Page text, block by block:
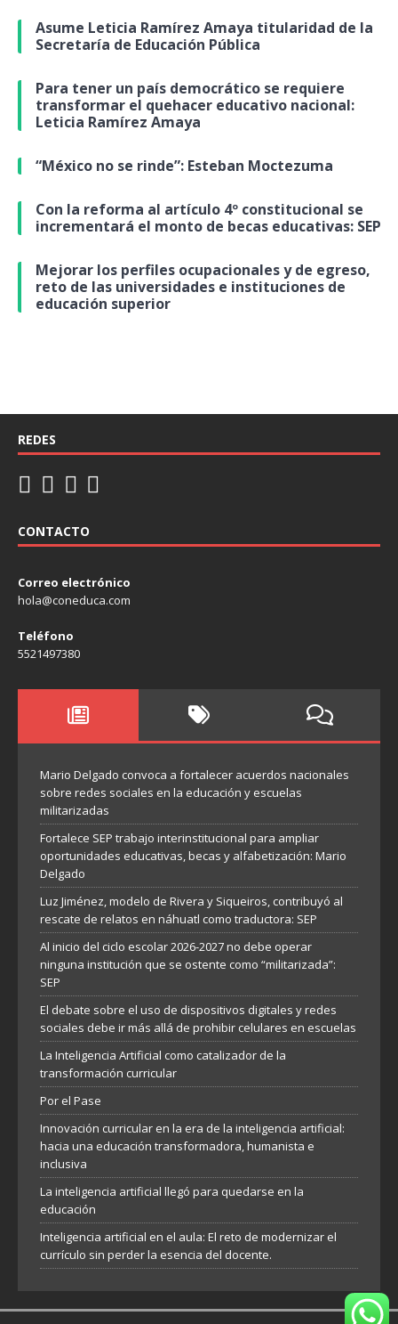
Asume Leticia Ramírez Amaya titularidad de la
Secretaría de Educación Pública
Para tener un país democrático se requiere
transformar el quehacer educativo nacional:
Leticia Ramírez Amaya
“México no se rinde”: Esteban Moctezuma
Con la reforma al artículo 4º constitucional se
incrementará el monto de becas educativas: SEP
Mejorar los perfiles ocupacionales y de egreso,
reto de las universidades e instituciones de
educación superior
REDES
CONTACTO
Correo electrónico
hola@coneduca.com
Teléfono
5521497380
Mario Delgado convoca a fortalecer acuerdos nacionales
sobre redes sociales en la educación y escuelas
militarizadas
Fortalece SEP trabajo interinstitucional para ampliar
oportunidades educativas, becas y alfabetización: Mario
Delgado
Luz Jiménez, modelo de Rivera y Siqueiros, contribuyó al
rescate de relatos en náhuatl como traductora: SEP
Al inicio del ciclo escolar 2026-2027 no debe operar
ninguna institución que se ostente como “militarizada”:
SEP
El debate sobre el uso de dispositivos digitales y redes
sociales debe ir más allá de prohibir celulares en escuelas
La Inteligencia Artificial como catalizador de la
transformación curricular
Por el Pase
Innovación curricular en la era de la inteligencia artificial:
hacia una educación transformadora, humanista e
inclusiva
La inteligencia artificial llegó para quedarse en la
educación
Inteligencia artificial en el aula: El reto de modernizar el
currículo sin perder la esencia del docente.